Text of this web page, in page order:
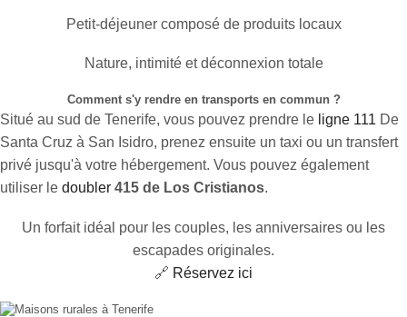
Petit-déjeuner composé de produits locaux
Nature, intimité et déconnexion totale
Comment s'y rendre en transports en commun ?
Situé au sud de Tenerife, vous pouvez prendre le ligne 111 De
Santa Cruz à San Isidro, prenez ensuite un taxi ou un transfert
privé jusqu'à votre hébergement. Vous pouvez également
utiliser le doubler 415 de Los Cristianos.
Un forfait idéal pour les couples, les anniversaires ou les
escapades originales.
🔗 Réservez ici